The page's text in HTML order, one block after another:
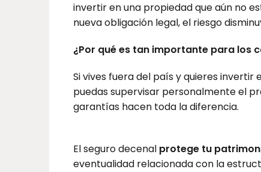
invertir en una propiedad que aún no
nueva obligación legal, el riesgo
¿Por qué es tan importante para los
Si vives fuera del país y quieres
puedas supervisar personalmente el
garantías hacen toda la diferencia.
El seguro decenal protege tu
eventualidad relacionada con la